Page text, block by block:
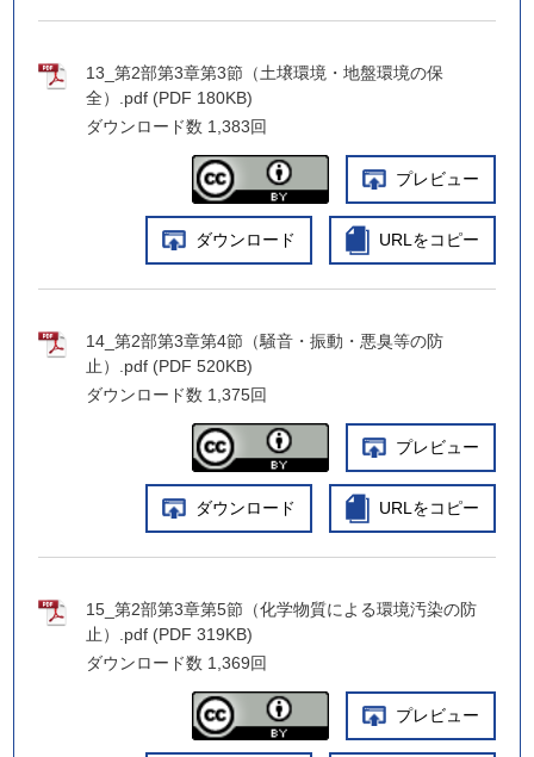
13_第2部第3章第3節（土壌環境・地盤環境の保
全）.pdf (PDF 180KB)
ダウンロード数 1,383回
プレビュー
ダウンロード URLをコピー
14_第2部第3章第4節（騒音・振動・悪臭等の防
止）.pdf (PDF 520KB)
ダウンロード数 1,375回
プレビュー
ダウンロード URLをコピー
15_第2部第3章第5節（化学物質による環境汚染の防
止）.pdf (PDF 319KB)
ダウンロード数 1,369回
プレビュー